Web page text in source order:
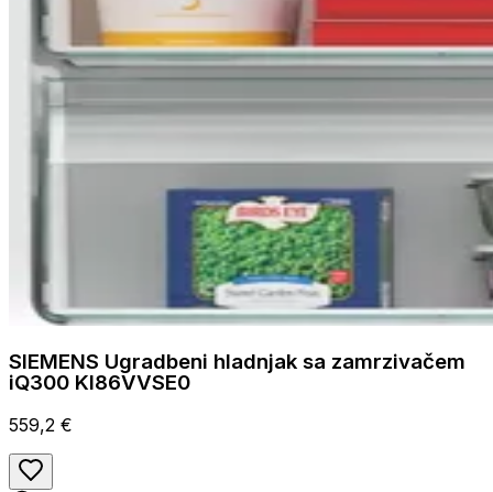
SIEMENS Ugradbeni hladnjak sa zamrzivačem
iQ300 KI86VVSE0
559,2 €